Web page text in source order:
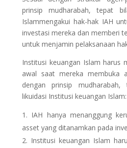
prinsip mudharabah, tepat
Islammengakui hak-hak IAH
investasi mereka dan memberi
untuk menjamin pelaksanaan
Institusi keuangan Islam harus
awal saat mereka membuka
dengan prinsip
likuidasi Institusi keuangan Islam:
IAH hanya menanggung
asset yang ditanamkan pada
Institusi keuangan Islam